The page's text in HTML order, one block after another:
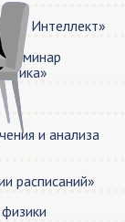
Интеллект»
семинар
и анализа
расписаний»